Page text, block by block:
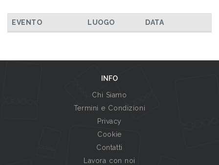
TUTTI GLI EVENTI
EVENTO LUOGO DATA
INFO
Chi Siamo
Termini e Condizioni
Privacy
Cookie
Contatti
Lavora con noi